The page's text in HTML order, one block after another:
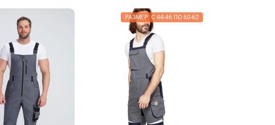
РАЗМЕР: С 44-46 ПО 60-62